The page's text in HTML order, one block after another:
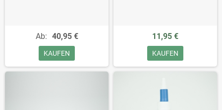
Ab: 40,95 €
KAUFEN
11,95 €
KAUFEN